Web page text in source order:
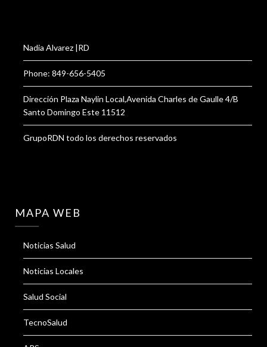
Nadia Alvarez |RD
Phone: 849-656-5405
Dirección Plaza Naylin Local,Avenida Charles de Gaulle 4/B
Santo Domingo Este 11512
GrupoRDN todo los derechos reservados
MAPA WEB
Noticias Salud
Noticias Locales
Salud Social
TecnoSalud